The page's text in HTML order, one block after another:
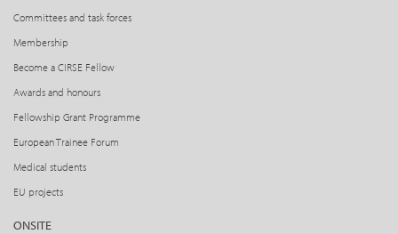
Committees and task forces
Membership
Become a CIRSE Fellow
Awards and honours
Fellowship Grant Programme
European Trainee Forum
Medical students
EU projects
ONSITE